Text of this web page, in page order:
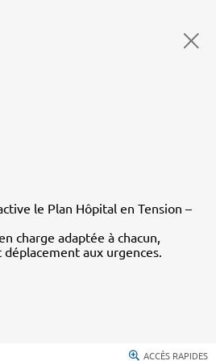
le Plan Hôpital en Tension –
charge adaptée à chacun,
aux urgences.
ACCÈS RAPIDES